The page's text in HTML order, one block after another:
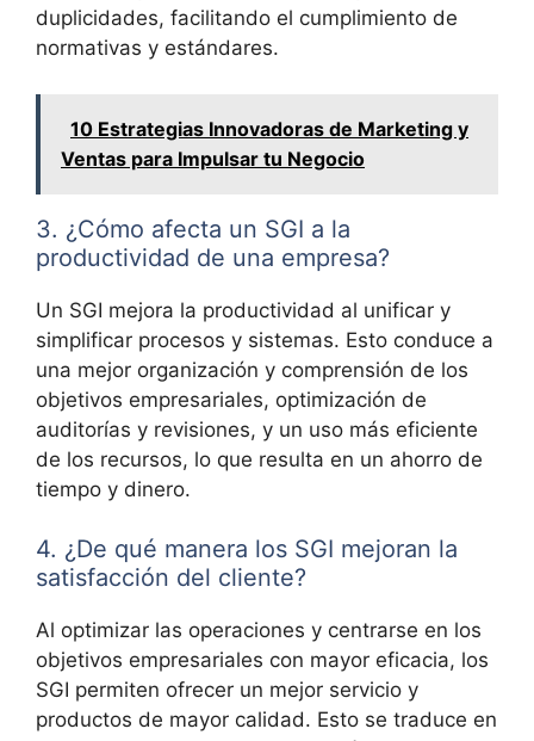
duplicidades, facilitando el cumplimiento de
normativas y estándares.
10 Estrategias Innovadoras de Marketing y
Ventas para Impulsar tu Negocio
3. ¿Cómo afecta un SGI a la
productividad de una empresa?
Un SGI mejora la productividad al unificar y
simplificar procesos y sistemas. Esto conduce a
una mejor organización y comprensión de los
objetivos empresariales, optimización de
auditorías y revisiones, y un uso más eficiente
de los recursos, lo que resulta en un ahorro de
tiempo y dinero.
4. ¿De qué manera los SGI mejoran la
satisfacción del cliente?
Al optimizar las operaciones y centrarse en los
objetivos empresariales con mayor eficacia, los
SGI permiten ofrecer un mejor servicio y
productos de mayor calidad. Esto se traduce en